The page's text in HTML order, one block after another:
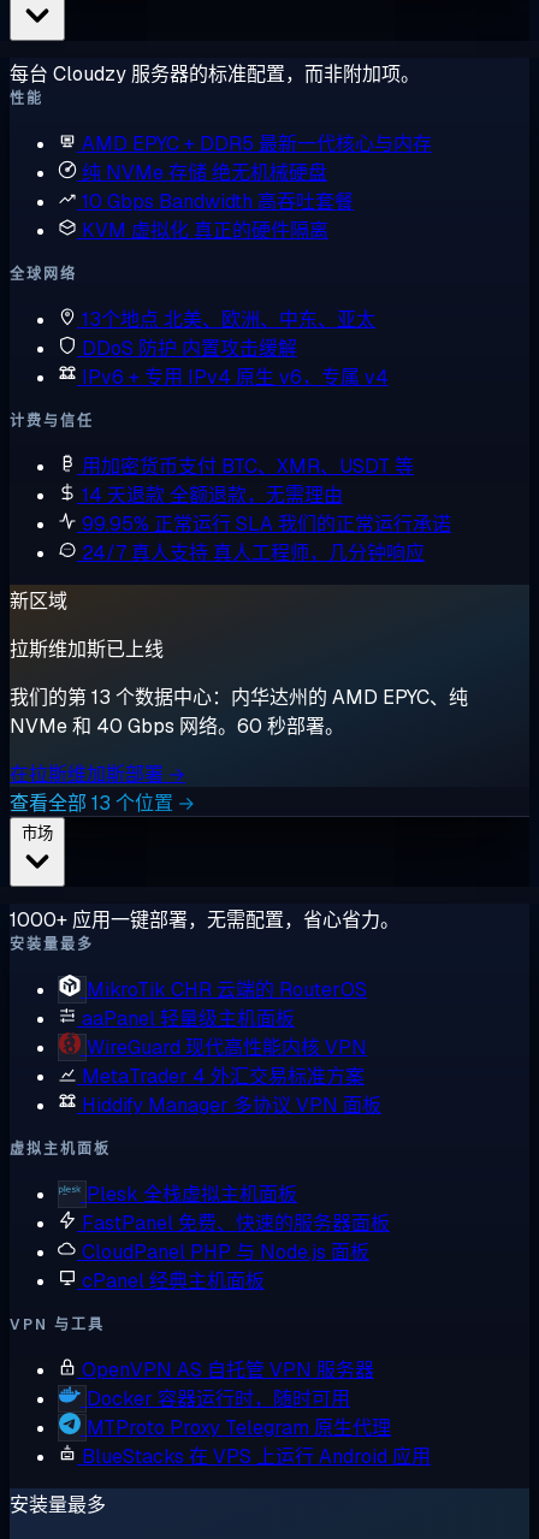
每台 Cloudzy 服务器的标准配置，而非附加项。
性能
AMD EPYC + DDR5 最新一代核心与内存
纯 NVMe 存储绝无机械硬盘
10 Gbps Bandwidth 高吞吐套餐
KVM 虚拟化 真正的硬件隔离
全球网络
13个地点 北美、欧洲、中东、亚太
DDoS 防护 内置攻击缓解
IPv6 + 专用 IPv4 原生 v6，专属 v4
计费与信任
用加密货币支付 BTC、XMR、USDT 等
14 天退款全额退款，无需理由
99.95% 正常运行 SLA我们的正常运行承诺
24/7 真人支持 真人工程师，几分钟响应
新区域
拉斯维加斯已上线
我们的第 13 个数据中心：内华达州的 AMD EPYC、纯
NVMe 和 40 Gbps 网络。60 秒部署。
在拉斯维加斯部署 →
查看全部 13 个位置 →
1000+ 应用一键部署，无需配置，省心省力。
安装量最多
MikroTik CHR 云端的 RouterOS
aaPanel轻量级主机面板
WireGuard 现代高性能内核 VPN
MetaTrader 4 外汇交易标准方案
Hiddify Manager 多协议 VPN 面板
虚拟主机面板
Plesk 全栈虚拟主机面板
FastPanel 免费、快速的服务器面板
CloudPanel PHP 与 Node.js 面板
cPanel经典主机面板
VPN 与工具
OpenVPN AS 自托管 VPN 服务器
Docker 容器运行时，随时可用
MTProto Proxy Telegram 原生代理
BlueStacks 在 VPS 上运行 Android 应用
安装量最多